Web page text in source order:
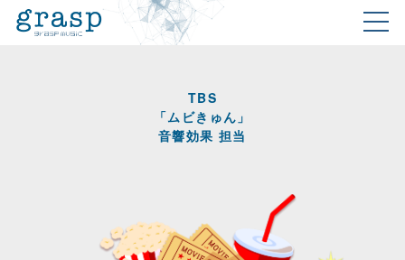
TBS
「ムビきゅん」
音響効果 担当